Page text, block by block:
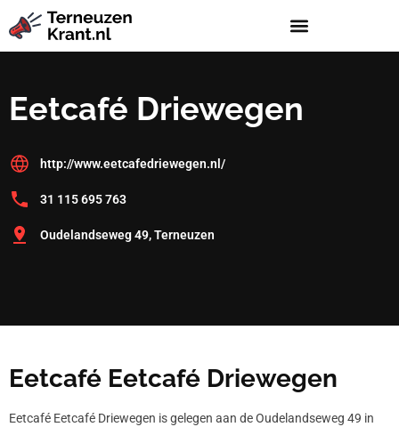
Eetcafé Driewegen
http://www.eetcafedriewegen.nl/
31 115 695 763
Oudelandseweg 49, Terneuzen
Eetcafé Eetcafé Driewegen
Eetcafé Eetcafé Driewegen is gelegen aan de Oudelandseweg 49 in